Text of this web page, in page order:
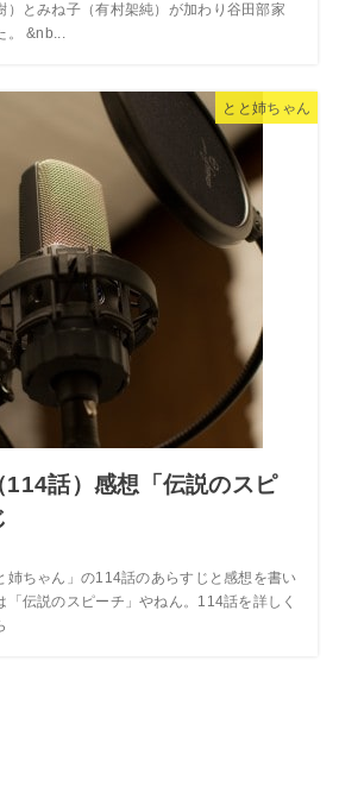
）とみね子（有村架純）が加わり谷田部家
&nb...
とと姉ちゃん
114話）感想「伝説のスピ
姉ちゃん」の114話のあらすじと感想を書い
「伝説のスピーチ」やねん。114話を詳しく